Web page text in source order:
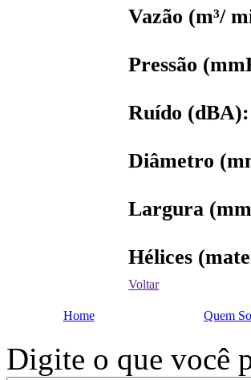
Vazão (m³/
Pressão
Ruído (dBA):
Diâmetro
Largura
Hélices
Voltar
Home Quem
Digite o que você